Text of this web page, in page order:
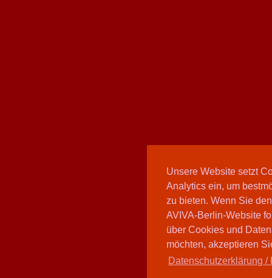
Unsere Website setzt
Analytics ein, um
zu bieten. Wenn Sie
AVIVA-Berlin-Website
über Cookies und
möchten, akzeptieren
Datenschutzerklärung /